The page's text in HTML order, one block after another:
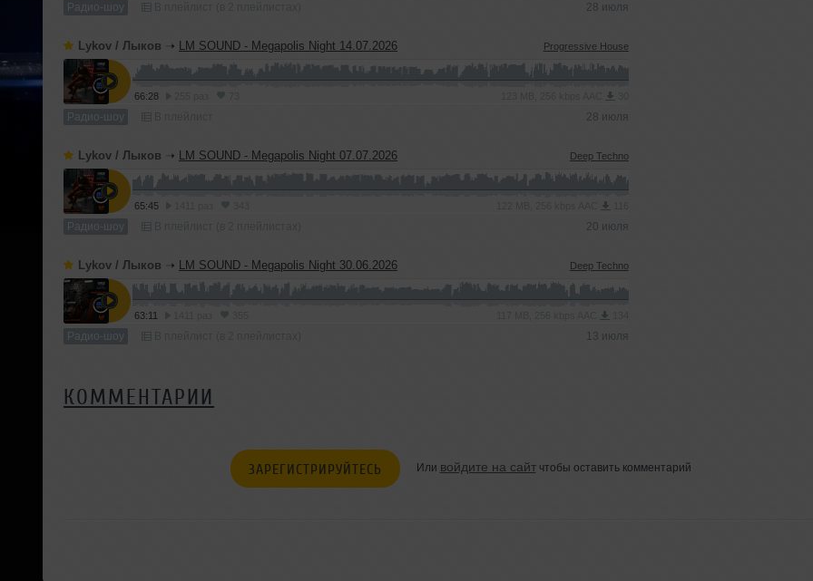
Радио-шоу 28 июля
Lykov / Лыков ➝ LM SOUND - Megapolis Night 14.07.2026 Progressive House
66:28
Радио-шоу 28 июля
Lykov / Лыков ➝ LM SOUND - Megapolis Night 07.07.2026 Deep Techno
65:45
Радио-шоу 20 июля
Lykov / Лыков ➝ LM SOUND - Megapolis Night 30.06.2026 Deep Techno
63:11
Радио-шоу 13 июля
КОММЕНТАРИИ
ЗАРЕГИСТРИРУЙТЕСЬ Или войдите на сайтчтобы оставить комментарий